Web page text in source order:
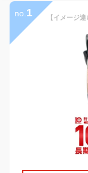
no. 1